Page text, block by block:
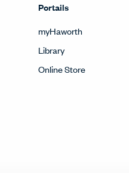
Portails
myHaworth
Library
Online Store